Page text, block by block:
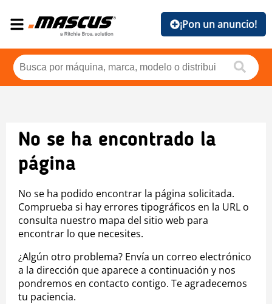
¡Pon un anuncio!
No se ha encontrado la
página
No se ha podido encontrar la página solicitada.
Comprueba si hay errores tipográficos en la URL o
consulta nuestro mapa del sitio web para
encontrar lo que necesites.
¿Algún otro problema? Envía un correo electrónico
a la dirección que aparece a continuación y nos
pondremos en contacto contigo. Te agradecemos
tu paciencia.